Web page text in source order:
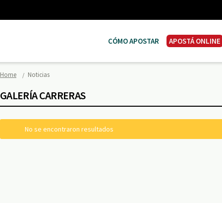
CÓMO APOSTAR APOSTÁ ONLINE
Home Noticias
GALERÍA CARRERAS
No se encontraron resultados